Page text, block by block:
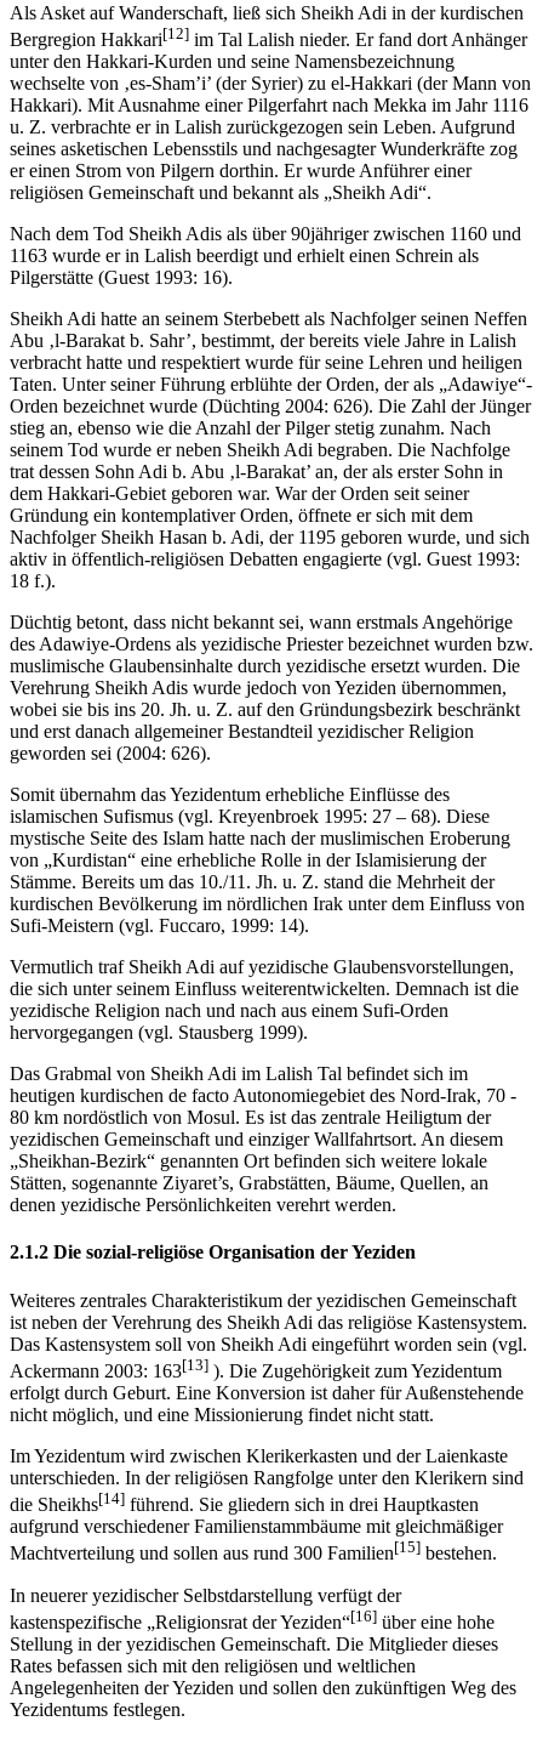
Als Asket auf Wanderschaft, ließ sich Sheikh Adi in der kurdischen
Bergregion Hakkari[12] im Tal Lalish nieder. Er fand dort Anhänger
unter den Hakkari-Kurden und seine Namensbezeichnung
wechselte von ‚es-Sham’i’ (der Syrier) zu el-Hakkari (der Mann von
Hakkari). Mit Ausnahme einer Pilgerfahrt nach Mekka im Jahr 1116
u. Z. verbrachte er in Lalish zurückgezogen sein Leben. Aufgrund
seines asketischen Lebensstils und nachgesagter Wunderkräfte zog
er einen Strom von Pilgern dorthin. Er wurde Anführer einer
religiösen Gemeinschaft und bekannt als „Sheikh Adi“.
Nach dem Tod Sheikh Adis als über 90jähriger zwischen 1160 und
1163 wurde er in Lalish beerdigt und erhielt einen Schrein als
Pilgerstätte (Guest 1993: 16).
Sheikh Adi hatte an seinem Sterbebett als Nachfolger seinen Neffen
Abu ‚l-Barakat b. Sahr’, bestimmt, der bereits viele Jahre in Lalish
verbracht hatte und respektiert wurde für seine Lehren und heiligen
Taten. Unter seiner Führung erblühte der Orden, der als „Adawiye“-
Orden bezeichnet wurde (Düchting 2004: 626). Die Zahl der Jünger
stieg an, ebenso wie die Anzahl der Pilger stetig zunahm. Nach
seinem Tod wurde er neben Sheikh Adi begraben. Die Nachfolge
trat dessen Sohn Adi b. Abu ‚l-Barakat’ an, der als erster Sohn in
dem Hakkari-Gebiet geboren war. War der Orden seit seiner
Gründung ein kontemplativer Orden, öffnete er sich mit dem
Nachfolger Sheikh Hasan b. Adi, der 1195 geboren wurde, und sich
aktiv in öffentlich-religiösen Debatten engagierte (vgl. Guest 1993:
18 f.).
Düchtig betont, dass nicht bekannt sei, wann erstmals Angehörige
des Adawiye-Ordens als yezidische Priester bezeichnet wurden bzw.
muslimische Glaubensinhalte durch yezidische ersetzt wurden. Die
Verehrung Sheikh Adis wurde jedoch von Yeziden übernommen,
wobei sie bis ins 20. Jh. u. Z. auf den Gründungsbezirk beschränkt
und erst danach allgemeiner Bestandteil yezidischer Religion
geworden sei (2004: 626).
Somit übernahm das Yezidentum erhebliche Einflüsse des
islamischen Sufismus (vgl. Kreyenbroek 1995: 27 – 68). Diese
mystische Seite des Islam hatte nach der muslimischen Eroberung
von „Kurdistan“ eine erhebliche Rolle in der Islamisierung der
Stämme. Bereits um das 10./11. Jh. u. Z. stand die Mehrheit der
kurdischen Bevölkerung im nördlichen Irak unter dem Einfluss von
Sufi-Meistern (vgl. Fuccaro, 1999: 14).
Vermutlich traf Sheikh Adi auf yezidische Glaubensvorstellungen,
die sich unter seinem Einfluss weiterentwickelten. Demnach ist die
yezidische Religion nach und nach aus einem Sufi-Orden
hervorgegangen (vgl. Stausberg 1999).
Das Grabmal von Sheikh Adi im Lalish Tal befindet sich im
heutigen kurdischen de facto Autonomiegebiet des Nord-Irak, 70 -
80 km nordöstlich von Mosul. Es ist das zentrale Heiligtum der
yezidischen Gemeinschaft und einziger Wallfahrtsort. An diesem
„Sheikhan-Bezirk“ genannten Ort befinden sich weitere lokale
Stätten, sogenannte Ziyaret’s, Grabstätten, Bäume, Quellen, an
denen yezidische Persönlichkeiten verehrt werden.
2.1.2 Die sozial-religiöse Organisation der Yeziden
Weiteres zentrales Charakteristikum der yezidischen Gemeinschaft
ist neben der Verehrung des Sheikh Adi das religiöse Kastensystem.
Das Kastensystem soll von Sheikh Adi eingeführt worden sein (vgl.
Ackermann 2003: 163[13] ). Die Zugehörigkeit zum Yezidentum
erfolgt durch Geburt. Eine Konversion ist daher für Außenstehende
nicht möglich, und eine Missionierung findet nicht statt.
Im Yezidentum wird zwischen Klerikerkasten und der Laienkaste
unterschieden. In der religiösen Rangfolge unter den Klerikern sind
die Sheikhs[14] führend. Sie gliedern sich in drei Hauptkasten
aufgrund verschiedener Familienstammbäume mit gleichmäßiger
Machtverteilung und sollen aus rund 300 Familien[15] bestehen.
In neuerer yezidischer Selbstdarstellung verfügt der
kastenspezifische „Religionsrat der Yeziden“[16] über eine hohe
Stellung in der yezidischen Gemeinschaft. Die Mitglieder dieses
Rates befassen sich mit den religiösen und weltlichen
Angelegenheiten der Yeziden und sollen den zukünftigen Weg des
Yezidentums festlegen.